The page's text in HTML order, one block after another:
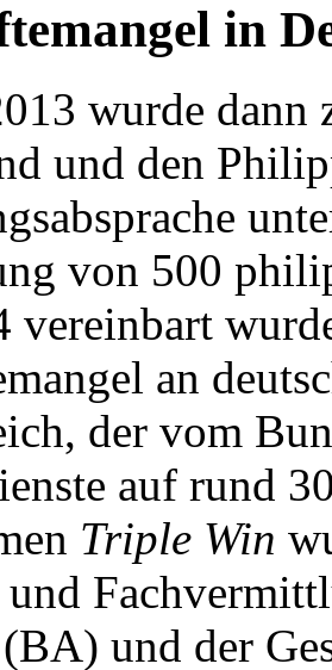
in
wurde dann
und den
von 500
vereinbart
an
der vom
auf rund
Triple Win
und der